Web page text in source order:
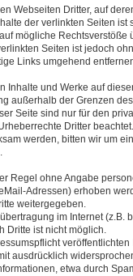
Webseiten Dritter, auf
der verlinkten Seiten
mögliche
Seiten ist jedoch
Links umgehend
Inhalte und Werke auf
außerhalb der Grenzen
Seite sind nur für den
Dritter
werden, bitten wir um
Regel ohne Angabe
Adressen) erhoben
weitergegeben.
im Internet
Dritte ist nicht möglich.
ausdrücklich
etwa durch